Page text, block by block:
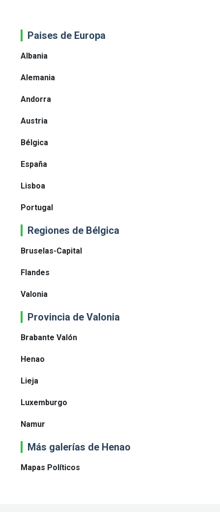
Paises de Europa
Albania
Alemania
Andorra
Austria
Bélgica
España
Lisboa
Portugal
Regiones de Bélgica
Bruselas-Capital
Flandes
Valonia
Provincia de Valonia
Brabante Valón
Henao
Lieja
Luxemburgo
Namur
Más galerías de Henao
Mapas Políticos